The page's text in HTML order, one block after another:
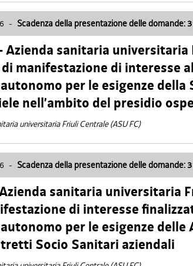
- Scadenza della presentazione delle domande:
Azienda sanitaria universitaria
manifestazione di interesse
per le esigenze
nell’ambito del presidio
universitaria Friuli Centrale (ASU FC)
- Scadenza della presentazione delle domande:
sanitaria universitaria
di interesse
per le esigenze delle
Socio Sanitari aziendali